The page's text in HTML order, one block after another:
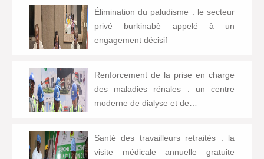
Élimination du paludisme : le secteur
privé burkinabè appelé à un
engagement décisif
Renforcement de la prise en charge
des maladies rénales : un centre
moderne de dialyse et de…
Santé des travailleurs retraités : la
visite médicale annuelle gratuite